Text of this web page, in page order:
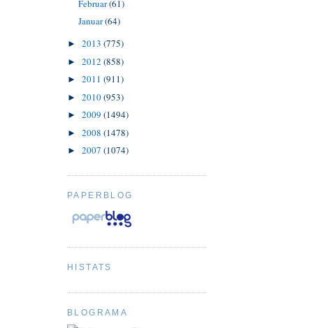
Februar(61)
Januar(64)
► 2013 (775)
► 2012 (858)
► 2011 (911)
► 2010(953)
► 2009 (1494)
► 2008 (1478)
► 2007 (1074)
PAPERBLOG
HISTATS
BLOGRAMA